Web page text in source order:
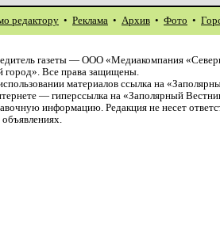
редактору • Реклама • Архив • Фото •
газеты — ООО «Медиакомпания
Все права защищены.
материалов ссылка на
— гиперссылка на «Заполярный
информацию. Редакция не несет